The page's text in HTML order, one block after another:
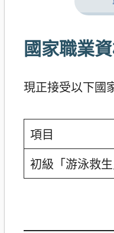
國家職業
現正接受以下國
項目
初級「游泳救